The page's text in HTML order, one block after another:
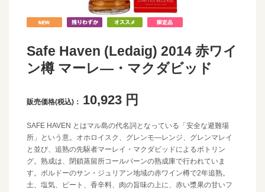
Safe Haven (Ledaig) 2014 赤ワイ
ン樽 マーレ―・マクダビッド
販売価格(税込)： 10,923 円
SAFE HAVEN とはマル島の代名詞となっている「安全な避難場
所」という意。オホロイスク、グレンモ―レンジ、グレンマレイ
と並び、追熟の先駆者マーレイ・マクダビッドによるボトリン
グ。熟成は、閉鎖蒸留所コールバーンの熟成庫で行われていま
す。ボルドーのサン・ジュリアン地域の赤ワイン樽で2年追熟。
土、塩気、ピート、香辛料、肉の旨味の上に、赤い漿果の甘いフ